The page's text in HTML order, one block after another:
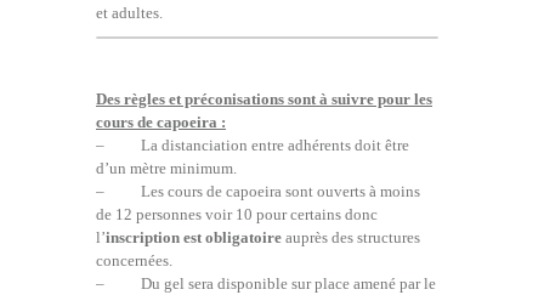
et adultes.
Des règles et préconisations sont à suivre pour les
cours de capoeira :
– La distanciation entre adhérents doit être
d’un mètre minimum.
– Les cours de capoeira sont ouverts à moins
de 12 personnes voir 10 pour certains donc
l’inscription est obligatoire auprès des structures
concernées.
– Du gel sera disponible sur place amené par le